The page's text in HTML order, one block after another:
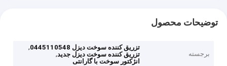
توضیحات محصول
برجسته
تزریق کننده سوخت دیزل 0445110548
,
تزریق کننده سوخت دیزل جدید,
انژکتور سوخت با گارانتی